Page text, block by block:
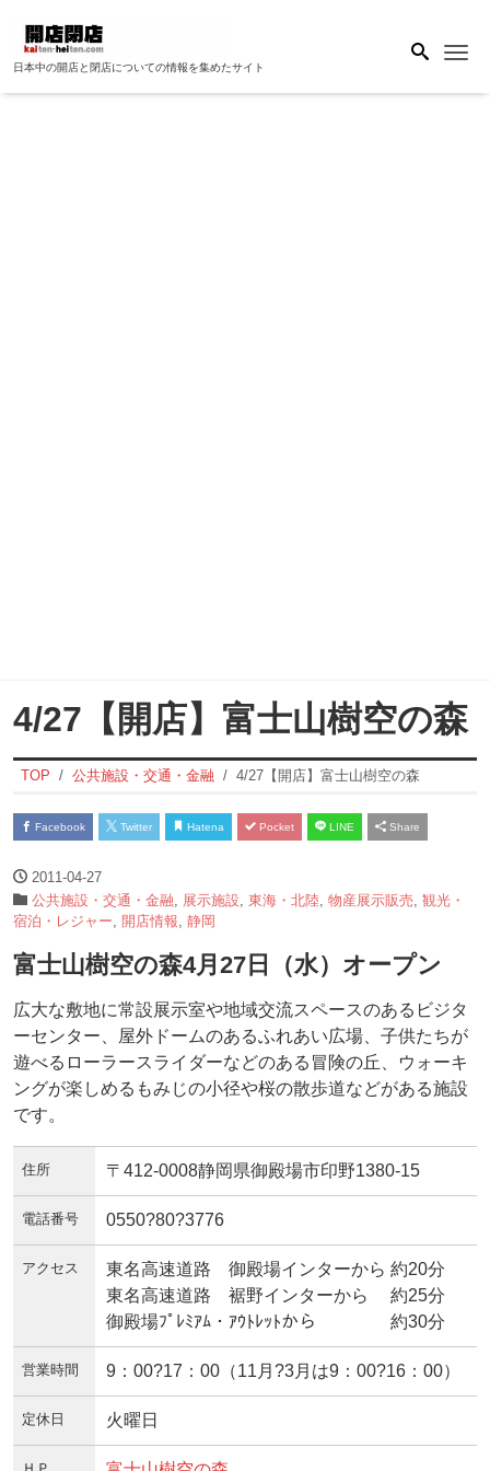
日本中の開店と閉店についての情報を集めたサイト
4/27【開店】富士山樹空の森
TOP 公共施設・交通・金融 4/27【開店】富士山樹空の森
Facebook Twitter Hatena Pocket LINE Share
2011-04-27
公共施設・交通・金融
展示施設 東海・北陸 物産展示販売 観光・
宿泊・レジャー 開店情報 静岡
富士山樹空の森4月27日（水）オープン
広大な敷地に常設展示室や地域交流スペースのあるビジタ
ーセンター、屋外ドームのあるふれあい広場、子供たちが
遊べるローラースライダーなどのある冒険の丘、ウォーキ
ングが楽しめるもみじの小径や桜の散歩道などがある施設
です。
住所 〒412-0008静岡県御殿場市印野1380-15
電話番号 0550?80?3776
アクセス
東名高速道路 御殿場インターから 約20分
東名高速道路 裾野インターから 約25分
御殿場ﾌﾟﾚﾐｱﾑ・ｱｳﾄﾚｯﾄから 約30分
営業時間 9：00?17：00（11月?3月は9：00?16：00）
定休日 火曜日